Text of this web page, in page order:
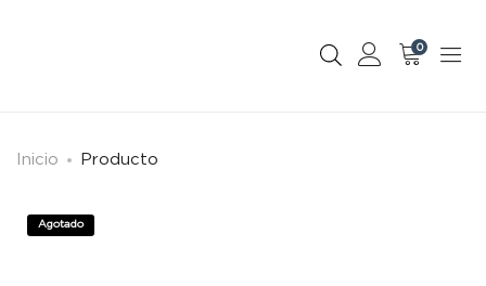
0
Inicio Producto
Agotado